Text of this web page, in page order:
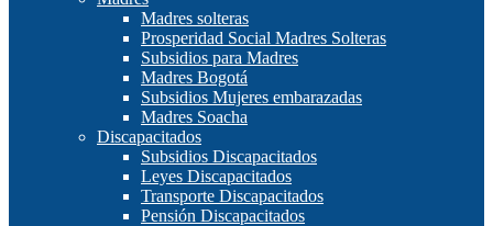
Madres solteras
Prosperidad Social Madres Solteras
Subsidios para Madres
Madres Bogotá
Subsidios Mujeres embarazadas
Madres Soacha
Discapacitados
Subsidios Discapacitados
Leyes Discapacitados
Transporte Discapacitados
Pensión Discapacitados